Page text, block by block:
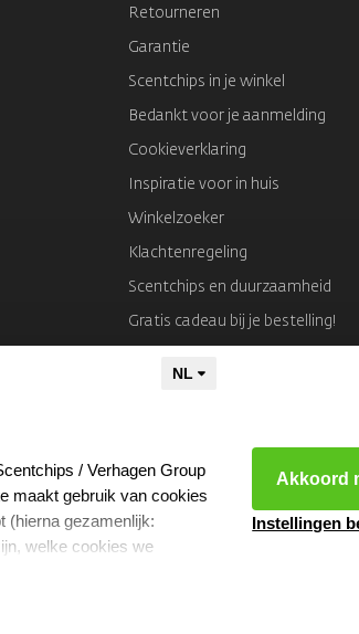
Retourneren
Garantie
Scentchips in je winkel
Bedankt voor je aanmelding
Cookieverklaring
Inspiratie voor in huis
Winkelzoeker
Klachtenregeling
Scentchips en duurzaamheid
Gratis cadeau bij je bestelling!
/ Verhagen Group
maakt gebruik van cookies
(hierna gezamenlijk:
welke cookies we
Akkoord
Instellingen